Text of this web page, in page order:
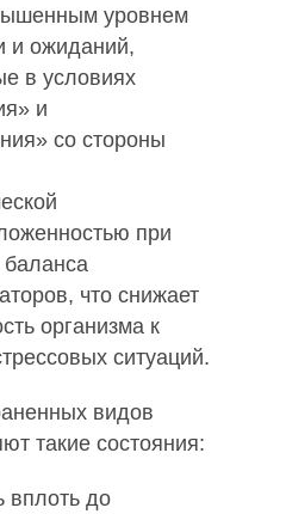
уровнем
и ожиданий,
в условиях
и
со стороны
при
что снижает
организма к
ситуаций.
видов
такие состояния:
вплоть до